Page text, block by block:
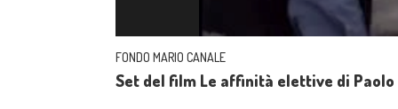
FONDO MARIO CANALE
Set del film Le affinità elettive di